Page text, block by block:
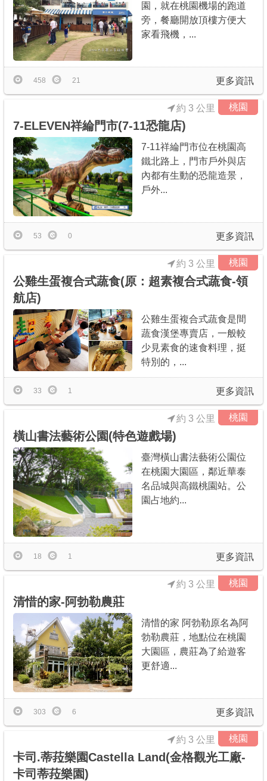
園，就在桃園機場的跑道
旁，餐廳開放頂樓方便大
家看飛機，...
更多資訊
458 21
桃園
7-ELEVEN祥綸門市(7-11恐龍店)
約 3 公里
7-11祥綸門市位在桃園高
鐵北路上，門市戶外與店
內都有生動的恐龍造景，
戶外...
更多資訊
53 0
桃園
公雞生蛋複合式蔬食(原：超素複合式蔬食-領
航店)
約 3 公里
公雞生蛋複合式蔬食是間
蔬食漢堡專賣店，一般較
少見素食的速食料理，挺
特別的，...
更多資訊
33 1
桃園
橫山書法藝術公園(特色遊戲場)
約 3 公里
臺灣橫山書法藝術公園位
在桃園大園區，鄰近華泰
名品城與高鐵桃園站。公
園占地約...
更多資訊
18 1
桃園
清惜的家-阿勃勒農莊
約 3 公里
清惜的家 阿勃勒原名為阿
勃勒農莊，地點位在桃園
大園區，農莊為了給遊客
更舒適...
更多資訊
303 6
桃園
卡司.蒂菈樂園Castella Land(金格觀光工廠-
卡司蒂菈樂園)
約 3 公里